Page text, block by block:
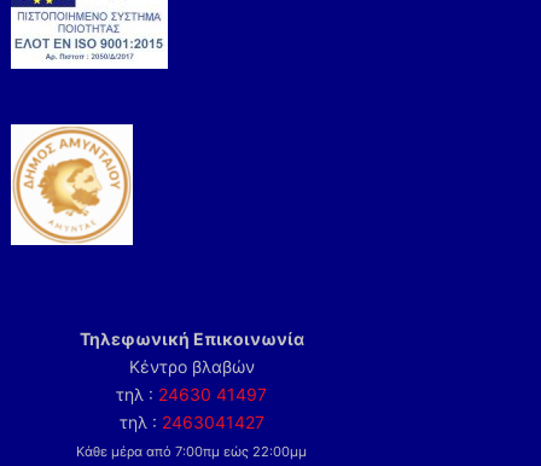
Τηλεφωνική Επικοινωνία
Κέντρο βλαβών
τηλ : 24630 41497
τηλ : 2463041427
Κάθε μέρα από 7:00πμ εώς 22:00μμ